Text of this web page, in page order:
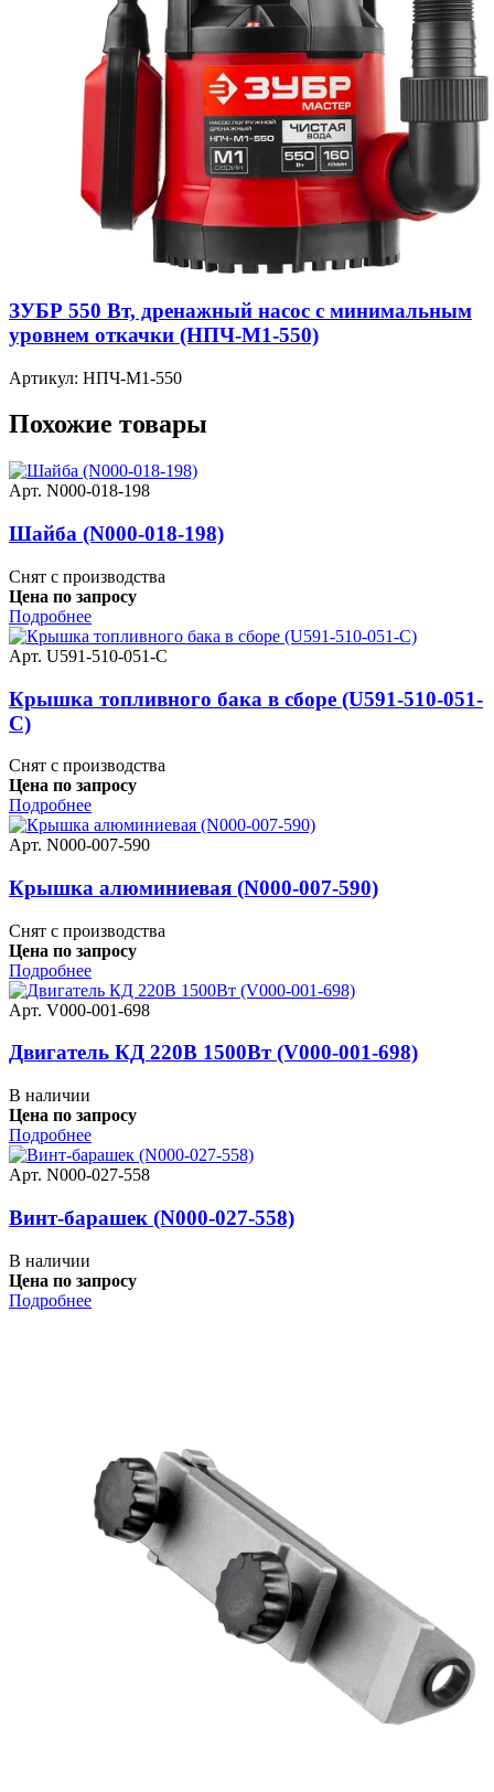
ЗУБР 550 Вт, дренажный насос с минимальным
уровнем откачки (НПЧ-М1-550)
Артикул: НПЧ-М1-550
Похожие товары
Арт. N000-018-198
Шайба (N000-018-198)
Снят с производства
Цена по запросу
Подробнее
Арт. U591-510-051-C
Крышка топливного бака в сборе (U591-510-051-
C)
Снят с производства
Цена по запросу
Подробнее
Арт. N000-007-590
Крышка алюминиевая (N000-007-590)
Снят с производства
Цена по запросу
Подробнее
Арт. V000-001-698
Двигатель КД 220В 1500Вт (V000-001-698)
В наличии
Цена по запросу
Подробнее
Арт. N000-027-558
Винт-барашек (N000-027-558)
В наличии
Цена по запросу
Подробнее